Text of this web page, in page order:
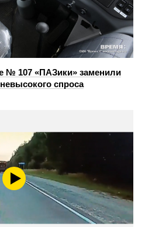
№ 107 «ПАЗики» заменили
спроса